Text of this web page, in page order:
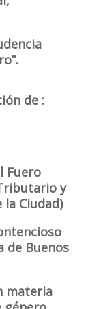
de :
Fuero
y
la Ciudad)
de Buenos
materia